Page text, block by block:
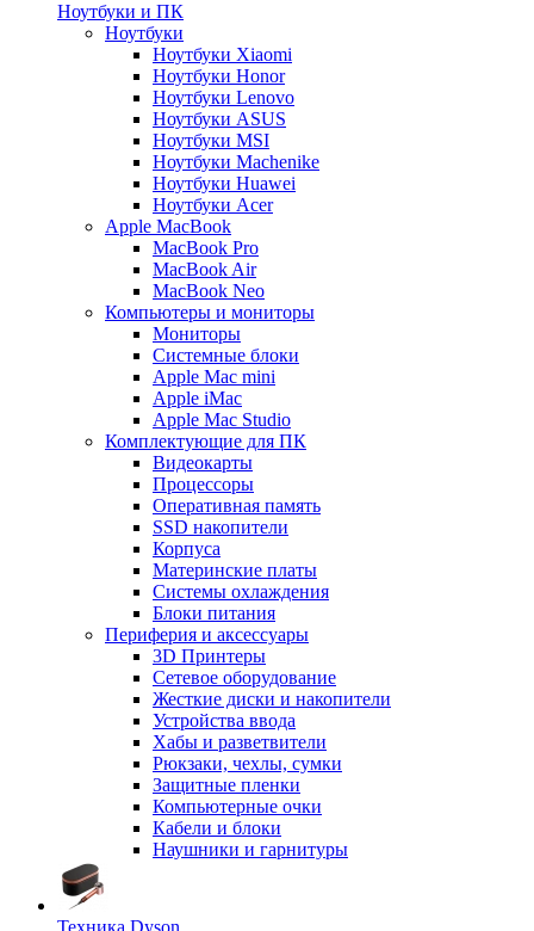
Ноутбуки и ПК
Ноутбуки
Ноутбуки Xiaomi
Ноутбуки Honor
Ноутбуки Lenovo
Ноутбуки ASUS
Ноутбуки MSI
Ноутбуки Machenike
Ноутбуки Huawei
Ноутбуки Acer
Apple MacBook
MacBook Pro
MacBook Air
MacBook Neo
Компьютеры и мониторы
Мониторы
Системные блоки
Apple Mac mini
Apple iMac
Apple Mac Studio
Комплектующие для ПК
Видеокарты
Процессоры
Оперативная память
SSD накопители
Корпуса
Материнские платы
Системы охлаждения
Блоки питания
Периферия и аксессуары
3D Принтеры
Сетевое оборудование
Жесткие диски и накопители
Устройства ввода
Хабы и разветвители
Рюкзаки, чехлы, сумки
Защитные пленки
Компьютерные очки
Кабели и блоки
Наушники и гарнитуры
Техника Dyson